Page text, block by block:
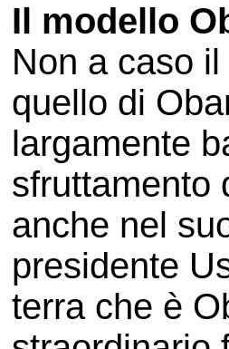
Il modello
Non a caso
quello di
largamente
sfruttamento
anche nel
presidente
terra che è